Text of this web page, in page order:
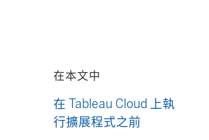
在本文中
在 Tableau Cloud 上執
行擴展程式之前